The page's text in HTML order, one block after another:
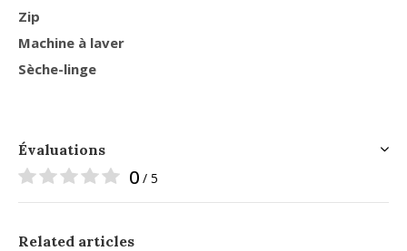
Zip
Machine à laver
Sèche-linge
Évaluations
0 / 5
Related articles